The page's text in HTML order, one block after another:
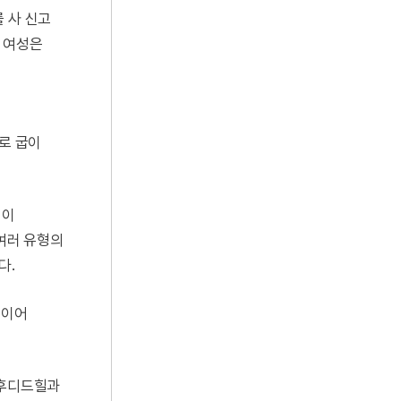
사 신고
성은
굽이
유형의
.
어
디드힐과